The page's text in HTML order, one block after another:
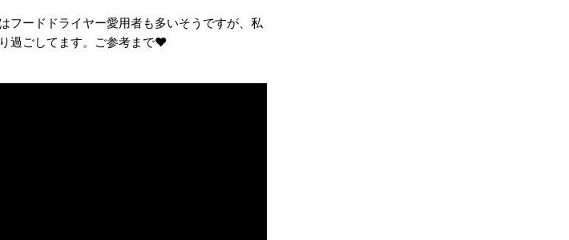
フードドライヤー愛用者も多いそうですが、私
過ごしてます。ご参考まで❤︎